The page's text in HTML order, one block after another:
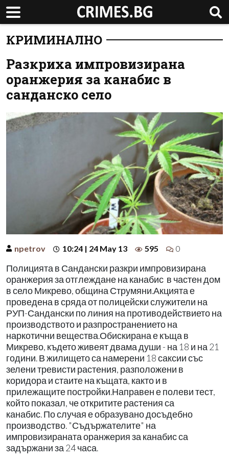
КРИМИНАЛНО
Разкриха импровизирана
оранжерия за канабис в
санданско село
npetrov 10:24 | 24 May 13 595 0
Полицията в Сандански разкри импровизирана
оранжерия за отглеждане на канабис в частен дом
в село Микрево, община Струмяни.Акцията е
проведена в сряда от полицейски служители на
РУП-Сандански по линия на противодействието на
производството и разпространението на
наркотични вещества.Обискирана е къща в
Микрево, където живеят двама души - на 18 и на 21
години. В жилището са намерени 18 саксии със
зелени тревисти растения, разположени в
коридора и стаите на къщата, както и в
прилежащите постройки.Направен е полеви тест,
който показал, че откритите растения са
канабис. По случая е образувано досъдебно
производство. "Съдържателите" на
импровизираната оранжерия за канабис са
задържани за 24 часа.